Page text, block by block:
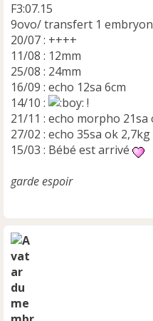
F3:07.15
9ovo/ transfert 1
20/07 : ++++
11/08 : 12mm
25/08 : 24mm
16/09 : echo 12sa 6cm
14/10 :
!
21/11 : echo morpho 21sa
27/02 : echo 35sa ok 2,7kg
15/03 : Bébé est arrivé
garde espoir